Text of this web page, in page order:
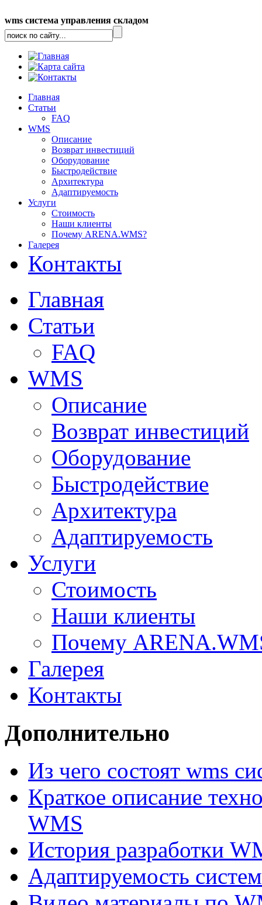
wms система управления складом
Главная
Статьи
FAQ
WMS
Описание
Возврат инвестиций
Оборудование
Быстродействие
Архитектура
Адаптируемость
Услуги
Стоимость
Наши клиенты
Почему ARENA.WMS?
Галерея
Контакты
Главная
Статьи
FAQ
WMS
Описание
Возврат инвестиций
Оборудование
Быстродействие
Архитектура
Адаптируемость
Услуги
Стоимость
Наши клиенты
Почему
Галерея
Контакты
Дополнительно
Из чего состоят wms
Краткое описание
WMS
История разработки
Адаптируемость